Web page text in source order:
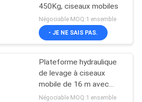
450Kg, ciseaux mobiles
Négociable MOQ:1 ensemble
- JE NE SAIS PAS.
Plateforme hydraulique
de levage à ciseaux
mobile de 16 m avec
plateforme d'extension
Négociable MOQ:1 ensemble